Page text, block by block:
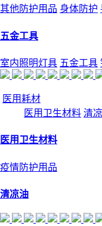
其他防护用品 身体防护
五金工具
室内照明灯具 五金工具
医用耗材
医用卫生材料 清
医用卫生材料
疫情防护用品
清凉油